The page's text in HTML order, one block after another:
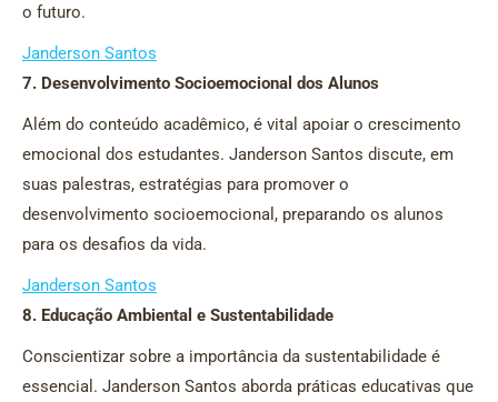
o futuro.
Janderson Santos
7. Desenvolvimento Socioemocional dos Alunos
Além do conteúdo acadêmico, é vital apoiar o crescimento
emocional dos estudantes. Janderson Santos discute, em
suas palestras, estratégias para promover o
desenvolvimento socioemocional, preparando os alunos
para os desafios da vida.
Janderson Santos
8. Educação Ambiental e Sustentabilidade
Conscientizar sobre a importância da sustentabilidade é
essencial. Janderson Santos aborda práticas educativas que